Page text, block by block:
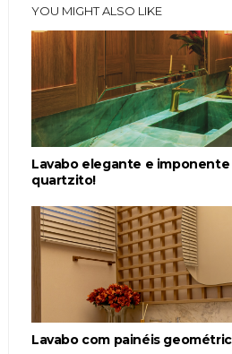
YOU MIGHT ALSO LIKE
Lavabo elegante e imponente
quartzito!
Lavabo com painéis